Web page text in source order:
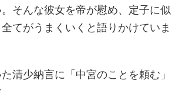
そんな彼女を帝が慰め、定子に似
てがうまくいくと語りかけていま
清少納言に「中宮のことを頼む」